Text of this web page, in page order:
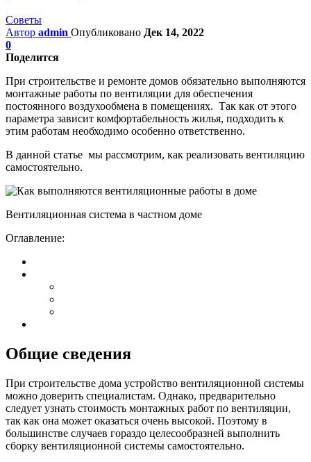
Советы
Автор admin Опубликовано Дек 14, 2022
0
Поделится
При строительстве и ремонте домов обязательно выполняются
монтажные работы по вентиляции для обеспечения
постоянного воздухообмена в помещениях. Так как от этого
параметра зависит комфортабельность жилья, подходить к
этим работам необходимо особенно ответственно.
В данной статье мы рассмотрим, как реализовать вентиляцию
самостоятельно.
Вентиляционная система в частном доме
Оглавление:
Общие сведения
При строительстве дома устройство вентиляционной системы
можно доверить специалистам. Однако, предварительно
следует узнать стоимость монтажных работ по вентиляции,
так как она может оказаться очень высокой. Поэтому в
большинстве случаев гораздо целесообразней выполнить
сборку вентиляционной системы самостоятельно.